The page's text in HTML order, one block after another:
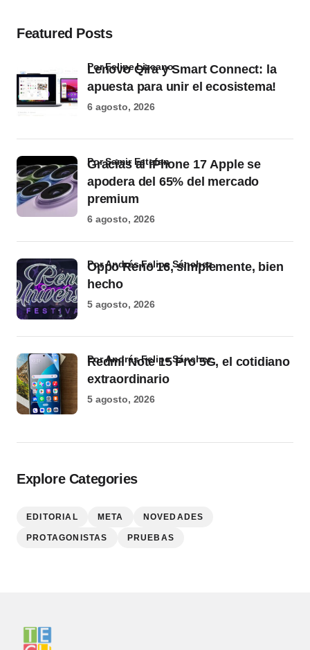
Featured Posts
Lenovo Qira y Smart Connect: la
apuesta para unir el ecosistema!
por Felipe Lizcano
6 agosto, 2026
Gracias al iPhone 17 Apple se
apodera del 65% del mercado
premium
por Samir Estefan
6 agosto, 2026
Oppo Reno 16, simplemente, bien
hecho
por Andrés Felipe Sánchez
5 agosto, 2026
Redmi Note 15 Pro 5G, el cotidiano
extraordinario
por Andrés Felipe Sánchez
5 agosto, 2026
Explore Categories
EDITORIAL META NOVEDADES
PROTAGONISTAS PRUEBAS